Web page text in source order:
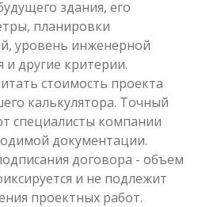
здания, его
планировки
уровень инженерной
и другие критерии.
стоимость проекта
калькулятора. Точный
специалисты компании
документации.
договора - объем
и не подлежит
проектных работ.